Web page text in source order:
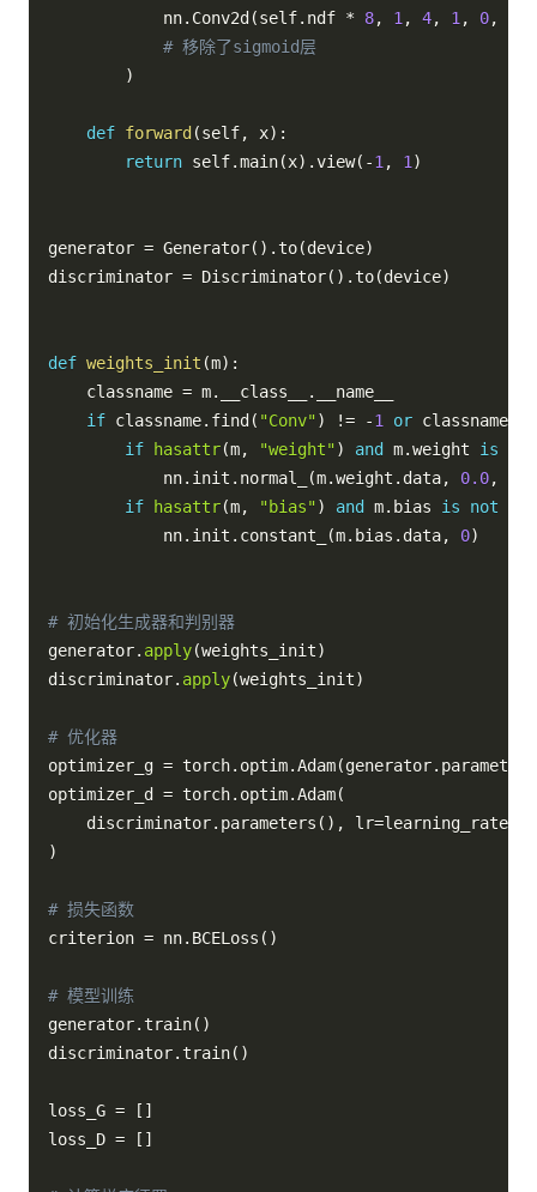
            nn
. Conv2d (self. ndf * 8, 1 , 4, 1 , 0,
# 移除了sigmoid层
)
def forward (self, x) :
return self.main(x) .view( -1 , 1 )
generator = Generator( ) .to(device)
discriminator = Discriminator( ) .to(device)
def weights_init (m) :
    classname
= m. __class__ .
__name__
if classname. find ( "Conv") != -1 or classname
if
hasattr(m, "weight") and m.weight is
            nn
. init . normal_ (m.weight . data, 0.0,
if
hasattr(m, "bias") and m. bias is not
            nn
. init . constant_ (m. bias . data, 0)
# 初始化生成器和判别器
generator. apply(weights_init)
discriminator. apply(weights_init)
# 优化器
optimizer_g = torch. optim.Adam(generator. parameters
optimizer_d = torch. optim.Adam(
    discriminator
. parameters ( ) , lr=learning_rate
)
# 损失函数
criterion = nn. BCELoss ( )
# 模型训练
generator.train( )
discriminator.train( )
loss_G = [ ]
loss_D = [ ]